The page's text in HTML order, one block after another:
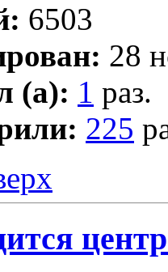
6503
28
(а): 1 раз.
225